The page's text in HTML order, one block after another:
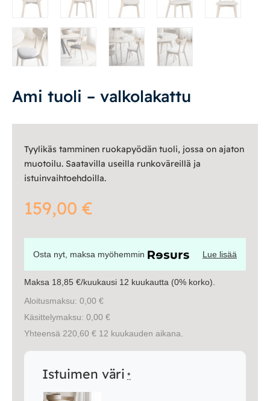
Matot
Ulkokalusteet
Oma tili|
Ami tuoli – valkolakattu
Tyylikäs tamminen ruokapyödän tuoli, jossa on ajaton
muotoilu. Saatavilla useilla runkoväreillä ja
istuinvaihtoehdoilla.
159,00 €
Osta nyt, maksa myöhemmin Lue lisää
Maksa 18,85 €/kuukausi 12 kuukautta (0% korko).
Aloitusmaksu: 0,00 €
Käsittelymaksu: 0,00 €
Yhteensä 220,60 € 12 kuukauden aikana.
Istuimen väri *